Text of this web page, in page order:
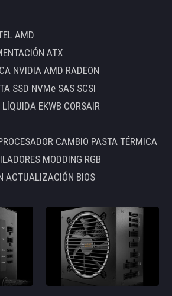
AMD
ATX
NVIDIA AMD RADEON
SSD NVMe SAS SCSI
LÍQUIDA EKWB CORSAIR
CAMBIO PASTA TÉRMICA
MODDING RGB
ACTUALIZACIÓN BIOS